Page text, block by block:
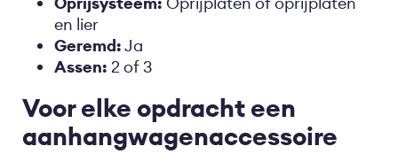
en lier
Geremd:Ja
Assen: 2 of 3
Voor elke opdracht een
aanhangwagenaccessoire